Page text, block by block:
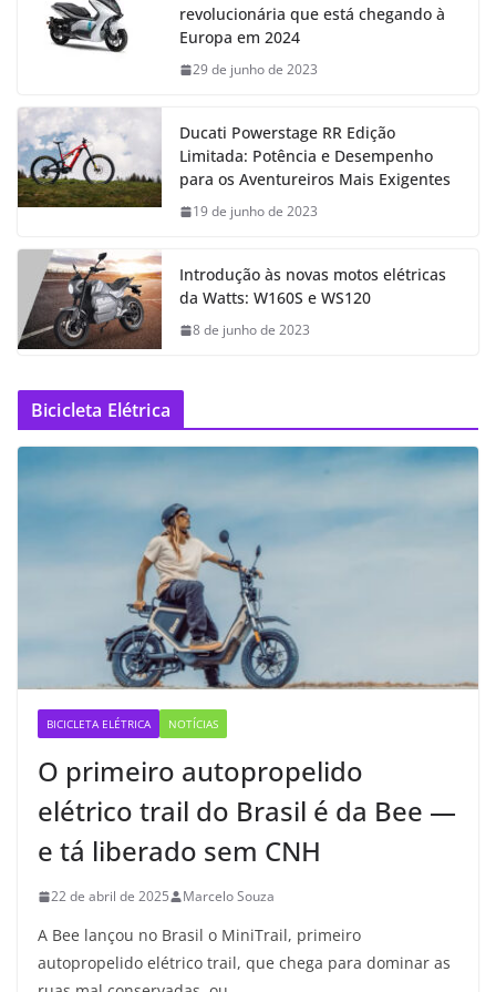
revolucionária que está chegando à
Europa em 2024
29 de junho de 2023
Ducati Powerstage RR Edição
Limitada: Potência e Desempenho
para os Aventureiros Mais Exigentes
19 de junho de 2023
Introdução às novas motos elétricas
da Watts: W160S e WS120
8 de junho de 2023
Bicicleta Elétrica
BICICLETA ELÉTRICA NOTÍCIAS
O primeiro autopropelido
elétrico trail do Brasil é da Bee —
e tá liberado sem CNH
22 de abril de 2025 Marcelo Souza
A Bee lançou no Brasil o MiniTrail, primeiro
autopropelido elétrico trail, que chega para dominar as